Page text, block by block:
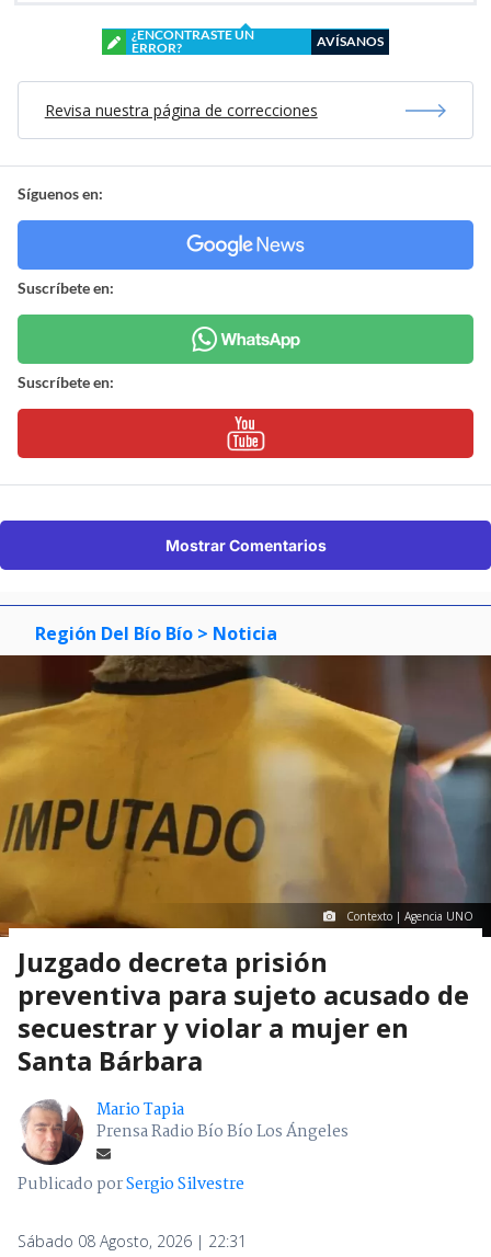
¿ENCONTRASTE UN
ERROR?
AVÍSANOS
Revisa nuestra página de correcciones
Síguenos en:
Suscríbete en:
Suscríbete en:
Mostrar Comentarios
Región Del Bío Bío > Noticia
Contexto | Agencia UNO
Juzgado decreta prisión
preventiva para sujeto acusado de
secuestrar y violar a mujer en
Santa Bárbara
Mario Tapia
Prensa Radio Bío Bío Los Ángeles
Publicado porSergio Silvestre
Sábado 08 Agosto, 2026 | 22:31